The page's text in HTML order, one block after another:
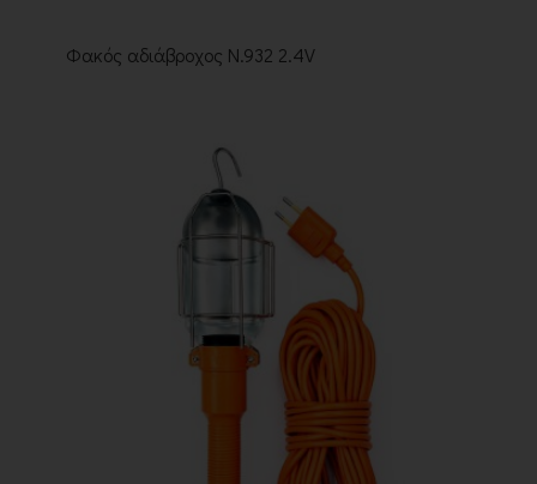
Φακός αδιάβροχος Ν.932 2.4V